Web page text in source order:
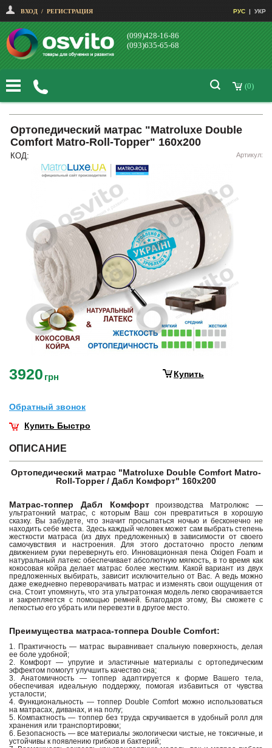
ВХОД / РЕГИСТРАЦИЯ РУС | УКР
(099)428-16-86
(093)635-65-68
(0)
Ортопедический матрас "Matroluxe Double
Comfort Matro-Roll-Topper" 160х200
КОД: Артикул:
3920 грн Купить
Обратный звонок
Купить Быстро
ОПИСАНИЕ
Ортопедический матрас "Matroluxe Double Comfort Matro-
Roll-Topper / Дабл Комфорт" 160х200
Матрас-топпер Дабл Комфортпроизводства Матролюкс —
ультратонкий матрас, с которым Ваш сон превратиться в хорошую
сказку. Вы забудете, что значит просыпаться ночью и бесконечно не
находить себе места. Здесь каждый человек может сам выбрать степень
жесткости матраса (из двух предложенных) в зависимости от своего
самочувствия и настроения. Для этого достаточно просто легким
движением руки перевернуть его. Инновационная пена Oxigen Foam и
натуральный латекс обеспечивает абсолютную мягкость, в то время как
кокосовая койра делает матрас более жестким. Какой вариант из двух
предложенных выбирать, зависит исключительно от Вас. А ведь можно
даже ежедневно переворачивать матрас и изменять свои ощущения от
сна. Стоит упомянуть, что эта ультратонкая модель легко сворачивается
и закрепляется с помощью ремней. Благодаря этому, Вы сможете с
легкостью его убрать или перевезти в другое место.
Преимущества матраса-топпера Double Comfort:
1. Практичность — матрас выравнивает спальную поверхность, делая
ее боле удобной;
2. Комфорт — упругие и эластичные материалы с ортопедическим
эффектом помогут улучшить качество сна;
3. Анатомичность — топпер адаптируется к форме Вашего тела,
обеспечивая идеальную поддержку, помогая избавиться от чувства
усталости;
4. Функциональность — топпер Double Comfort можно использоваться
на матрасах, диванах, и на полу;
5. Компактность — топпер без труда скручивается в удобный ролл для
хранения или транспортировки;
6. Безопасность — все материалы экологически чистые, не токсичные, и
устойчивы к появлению грибков и бактерий;